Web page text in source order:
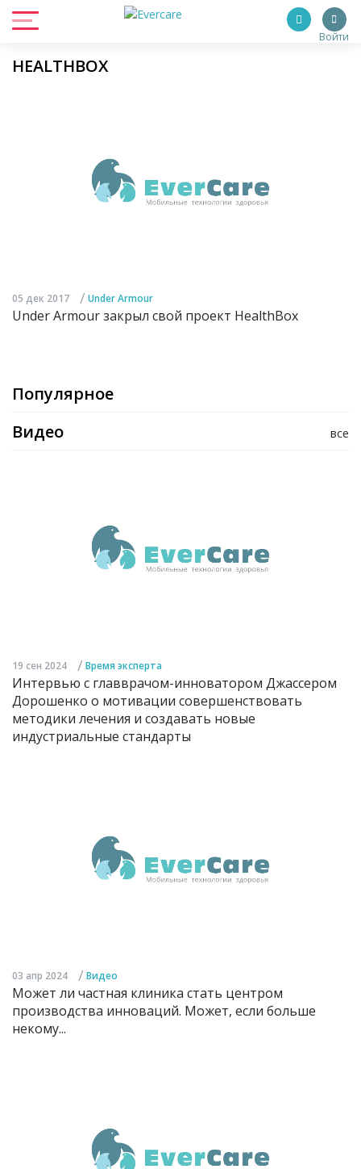
Войти
HEALTHBOX
05 дек 2017 / Under Armour
Under Armour закрыл свой проект HealthBox
Популярное
все
Видео
19 сен 2024 / Время эксперта
Интервью с главврачом-инноватором Джассером
Дорошенко о мотивации совершенствовать
методики лечения и создавать новые
индустриальные стандарты
03 апр 2024 / Видео
Может ли частная клиника стать центром
производства инноваций. Может, если больше
некому...